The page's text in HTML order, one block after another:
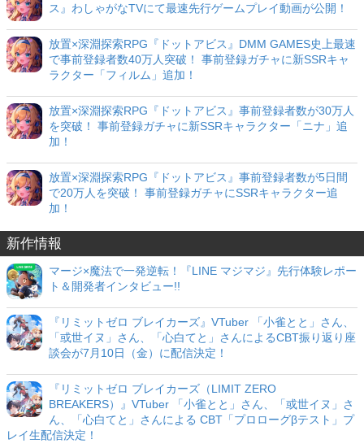
ス』わしゃがなTVにて最速先行ゲームプレイ動画が公開！
放置×深淵探索RPG『ドットアビス』DMM GAMES史上最速
で事前登録者数40万人突破！ 事前登録ガチャに新SSRキャ
ラクター「フィルム」追加！
放置×深淵探索RPG『ドットアビス』事前登録者数が30万人
を突破！ 事前登録ガチャに新SSRキャラクター「ニナ」追
加！
放置×深淵探索RPG『ドットアビス』事前登録者数が5日間
で20万人を突破！ 事前登録ガチャにSSRキャラクター追
加！
新作情報
マージ×魔法で一発逆転！『LINE マジマジ』先行体験レポー
ト＆開発者インタビュー!!
『リミットゼロ ブレイカーズ』VTuber 「小雀とと」さん、
「或世イヌ」さん、「心白てと」さんによるCBT振り返り座
談会が7月10日（金）に配信決定！
『リミットゼロ ブレイカーズ（LIMIT ZERO
BREAKERS）』VTuber 「小雀とと」さん、「或世イヌ」さ
ん、「心白てと」さんによる CBT「プロローグβテスト」プ
レイ生配信決定！